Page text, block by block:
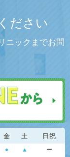
ださい
ニックまでお問
金 土 日祝
● ▲ ー